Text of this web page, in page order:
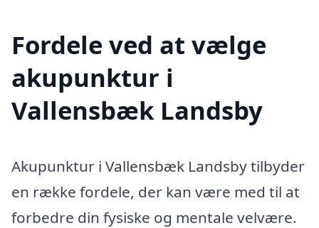
Fordele ved at vælge
akupunktur i
Vallensbæk Landsby
Akupunktur i Vallensbæk Landsby tilbyder
en række fordele, der kan være med til at
forbedre din fysiske og mentale velvære.